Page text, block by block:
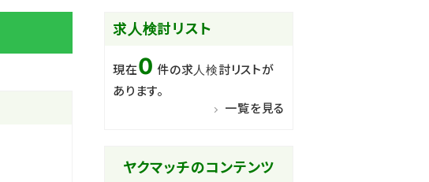
求人検討リスト
現在0 件の求人検討リストが
あります。
一覧を見る
ヤクマッチのコンテンツ